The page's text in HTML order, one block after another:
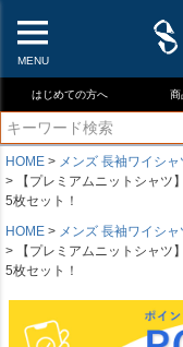
MENU
はじめての方へ 商
HOME メンズ 長袖ワイシャ
【プレミアムニットシャ
5枚セット！
HOME
メンズ 長袖ワイシャ
【プレミアムニットシャ
5枚セット！